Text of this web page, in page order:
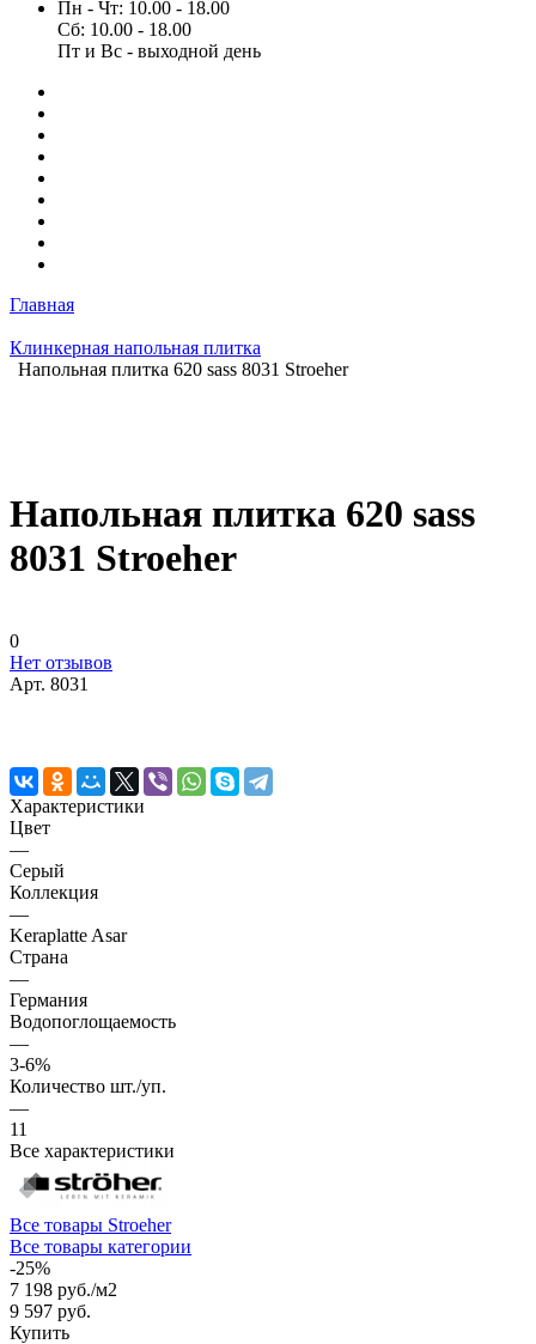
Пн - Чт: 10.00 - 18.00
Сб: 10.00 - 18.00
Пт и Вс - выходной день
Главная
Клинкерная напольная плитка
Напольная плитка 620 sass 8031 Stroeher
Напольная плитка 620 sass
8031 Stroeher
0
Нет отзывов
Арт. 8031
Характеристики
Цвет
—
Серый
Коллекция
—
Keraplatte Asar
Страна
—
Германия
Водопоглощаемость
—
3-6%
Количество шт./уп.
—
11
Все характеристики
Все товары Stroeher
Все товары категории
-25%
7 198 руб./м2
9 597 руб.
Купить